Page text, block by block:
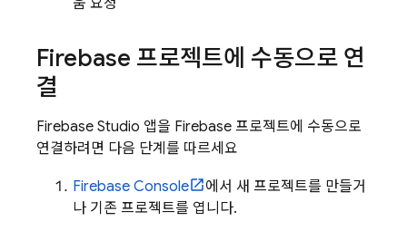
움 요청
Firebase 프로젝트에 수동으로 연
결
Firebase Studio 앱을 Firebase 프로젝트에 수동으로
연결하려면 다음 단계를 따르세요
Firebase Console
에서 새 프로젝트를 만들거
나 기존 프로젝트를 엽니다.